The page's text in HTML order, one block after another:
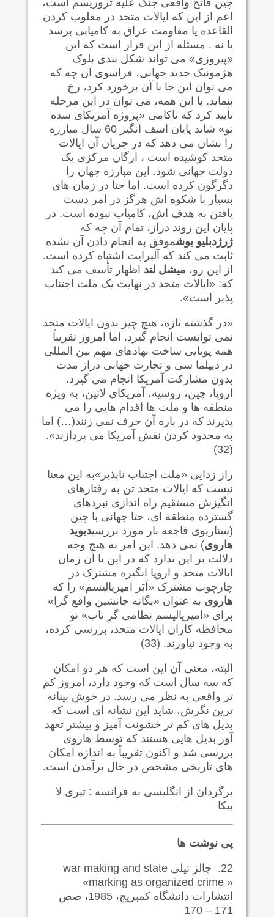
اعم از این که ایالات متحد در مغلوب کردن
القاعده یا مقاومت عراق به کامیابی برسد
یا نه . مسئله از این قرار است که این
«پیروزی» می تواند شکل بندی بلوک
هژمونیک جدید جهانی، فراسوی آن چه که
می توان این جا با آن برخورد کرد، رخ
بنماید. با این همه، می توان در این مرحله
تأیید کرد که ناکامی «پروژه آمریکای سده
نو» شاید پایان اسف انگیز 60 سال مبارزه
را نشان می دهد که در جریان آن ایالات
متحد کوشیده است ، ارگان مرکزی یک
دولت جهانی شود. این مبارزه جهان را
دگرگون کرده است. اما حتا در زمان های
بسیار با شکوه اش هرگز در امر دست
یافتن به هدف اش، کامیاب نبوده است. در
پایان این روند دراز، تمام آن چه که
ژرژدبلیو بوشموفق به انجام دادن آن نشده
ثابت می کند که آلبرایت اشتباه کرده است.
از این رو، میشل لند اظهار تأسف می کند
که: «ایالات متحد در نهایت یک ملت اجتناب
پذیر است».
«در گذشته تازه، هیچ چیز بدون ایالات متحد
نمی توانست انجام گیرد. اما امروز تقریباً
همه پویایی ساخت نهادهای مهم بین المللی
در دیپلما سی و تجارت جهانی دراز مدت
بدون مشارکت آمریکا انجام می گیرد.
اروپا، چین، روسیه، آمریکای لاتین، به ویژه
منطقه ها و ملت ها اقدام هایی را می
پذیرند که در باره آن حرف نمی زنند(…) اما
به محدود کردن نقش آمریکا می پردازند».
(32)
راز زدایی «ملت اجتناب ناپذیر»به این معنا
نیست که ایالات متحد تن به رفتارهای
انگیزش مستقیم راه اندازی نبردهای
گسترده منطقه ای، حتا جهانی با چین
(سناریوی فاجعه بار مورد بررسیدیوید
هاروی) نمی دهد. این امر به هیچ وجه
دلالت بر این ندارد که در این یا آن زمان
ایالات متحد و اروپا انگیزه مشترک در
چارچوب مشترک «اَبَر امپریالیسم» را که
هاروی به عنوان «یگانه جانشین واقع گرا»
برای «امپریالیسم نظامی گرِ ناب» نو
محافظه کاران ایالات متحد، بررسی کرده،
به وجود نیاورند. (33)
البته، معنی آن این است که هر دو امکان
که سه سال است که وجود دارد، امروز کم
تر واقعی به نظر می رسد. در خوش بینانه
ترین نگرش، شاید این نشانه ای است که
بدیل های کم تر خشونت آمیز و بیشتر تعهد
آور بدیل هایی هستند که توسط هاروی
بررسی شد و اکنون تقریباً به اندازه امکان
های تاریخی مشخص در حال برآمدن است.
برگردان از انگلیسی به فرانسه : تیری لا
بیکا
پی نوشت ها
22. چالز تیلیwar making and state
marking as organized crime »
»
انتشارات دانشگاه کمبریج، 1985، صص
171 – 170